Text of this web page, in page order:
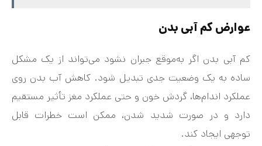
عوارض کم‌ آبی بدن
کم‌ آبی بدن اگر به‌موقع جبران نشود می‌تواند از یک مشکل
ساده به یک وضعیت جدی تبدیل شود. کاهش آب بدن روی
عملکرد اندام‌ها، گردش خون و حتی عملکرد مغز تأثیر مستقیم
دارد و در صورت شدید شدن، ممکن است خطرات قابل
توجهی ایجاد کند.